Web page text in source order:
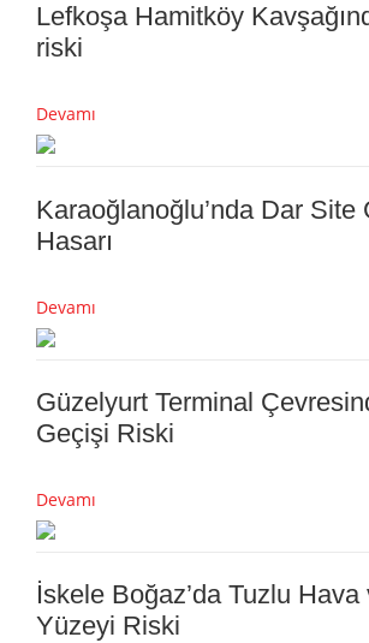
Lefkoşa Hamitköy
riski
Devamı
Karaoğlanoğlu’nda Dar Site
Hasarı
Devamı
Güzelyurt Terminal
Geçişi Riski
Devamı
İskele Boğaz’da Tuzlu
Yüzeyi Riski